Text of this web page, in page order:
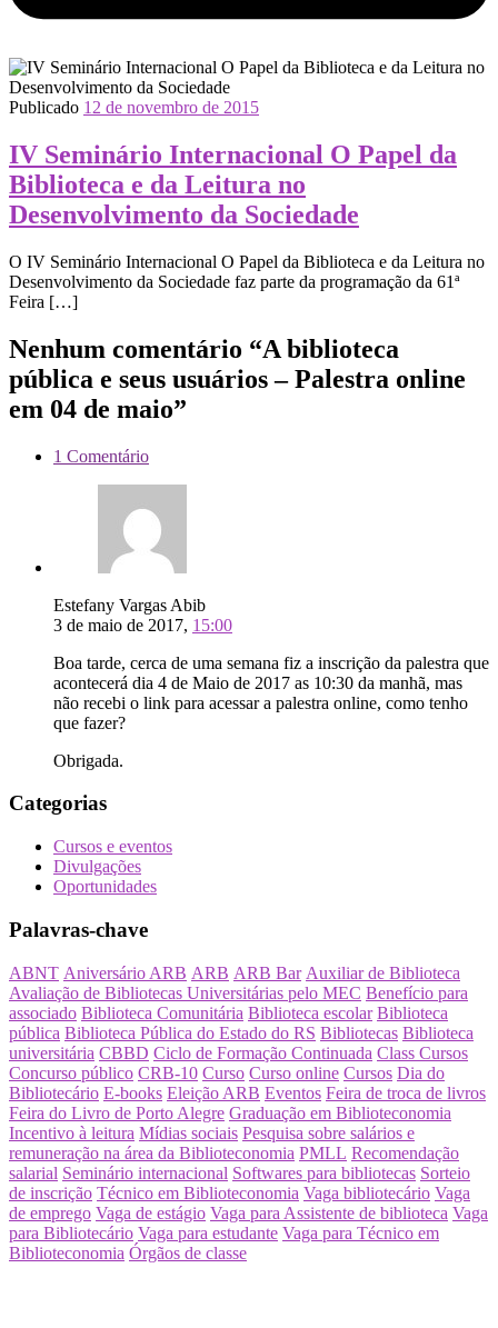
Publicado 12 de novembro de 2015
IV Seminário Internacional O Papel da
Biblioteca e da Leitura no
Desenvolvimento da Sociedade
O IV Seminário Internacional O Papel da Biblioteca e da Leitura no
Desenvolvimento da Sociedade faz parte da programação da 61ª
Feira […]
Nenhum comentário “A biblioteca
pública e seus usuários – Palestra online
em 04 de maio”
1 Comentário
Estefany Vargas Abib
3 de maio de 2017, 15:00
Boa tarde, cerca de uma semana fiz a inscrição da palestra que
acontecerá dia 4 de Maio de 2017 as 10:30 da manhã, mas
não recebi o link para acessar a palestra online, como tenho
que fazer?
Obrigada.
Categorias
Cursos e eventos
Divulgações
Oportunidades
Palavras-chave
ABNT Aniversário ARB ARB ARB Bar Auxiliar de Biblioteca
Avaliação de Bibliotecas Universitárias pelo MEC Benefício para
associado Biblioteca Comunitária Biblioteca escolar Biblioteca
pública Biblioteca Pública do Estado do RS Bibliotecas Biblioteca
universitária CBBD Ciclo de Formação Continuada Class Cursos
Concurso público CRB-10 Curso Curso online Cursos Dia do
Bibliotecário E-books Eleição ARB Eventos Feira de troca de livros
Feira do Livro de Porto Alegre Graduação em Biblioteconomia
Incentivo à leitura Mídias sociais Pesquisa sobre salários e
remuneração na área da Biblioteconomia PMLL Recomendação
salarial Seminário internacional Softwares para bibliotecas Sorteio
de inscrição Técnico em Biblioteconomia Vaga bibliotecário Vaga
de emprego Vaga de estágio Vaga para Assistente de biblioteca Vaga
para Bibliotecário Vaga para estudante Vaga para Técnico em
Biblioteconomia Órgãos de classe